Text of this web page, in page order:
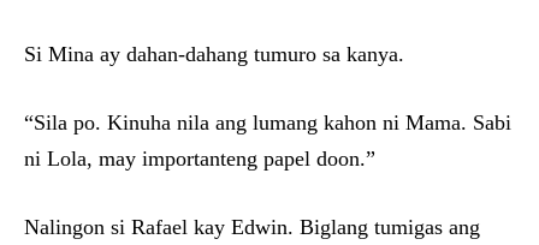
Si Mina ay dahan-dahang tumuro sa kanya.
“Sila po. Kinuha nila ang lumang kahon ni Mama. Sabi
ni Lola, may importanteng papel doon.”
Nalingon si Rafael kay Edwin. Biglang tumigas ang